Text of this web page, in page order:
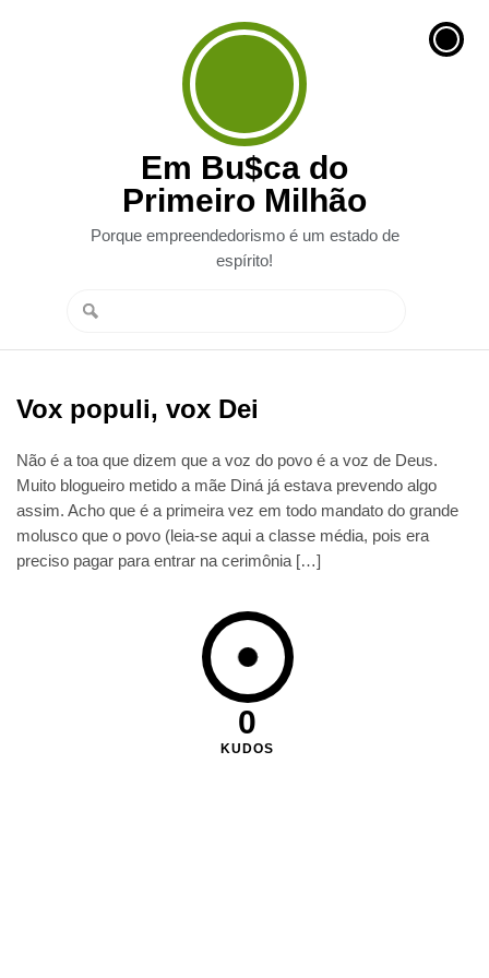
Em Bu$ca do
Primeiro Milhão
Porque empreendedorismo é um estado de
espírito!
Vox populi, vox Dei
Não é a toa que dizem que a voz do povo é a voz de Deus.
Muito blogueiro metido a mãe Diná já estava prevendo algo
assim. Acho que é a primeira vez em todo mandato do grande
molusco que o povo (leia-se aqui a classe média, pois era
preciso pagar para entrar na cerimônia […]
0
KUDOS